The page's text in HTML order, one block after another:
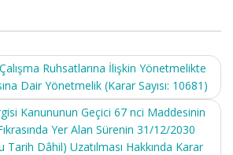
Ruhsatlarına İlişkin Yönetmelikte
Dair Yönetmelik (Karar Sayısı: 10681)
Kanununun Geçici 67 nci Maddesinin
Yer Alan Sürenin 31/12/2030
Tarih Dâhil) Uzatılması Hakkında Karar